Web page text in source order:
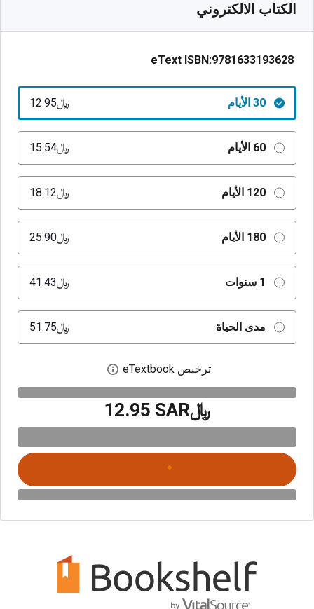
الكتاب الالكتروني
eText ISBN:9781633193628
30 الأيام ﷼‎12.95
60 الأيام ﷼‎15.54
120 الأيام ﷼‎18.12
180 الأيام ﷼‎25.90
1 سنوات ﷼‎41.43
مدى الحياة ﷼‎51.75
ترخيص eTextbook افتح مربع حوار
﷼‎12.95 SAR